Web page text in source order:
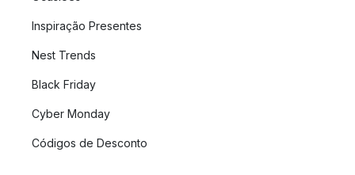
Inspiração Presentes
Nest Trends
Black Friday
Cyber Monday
Códigos de Desconto